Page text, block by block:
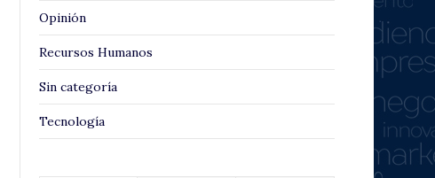
Opinión
Recursos Humanos
Sin categoría
Tecnología